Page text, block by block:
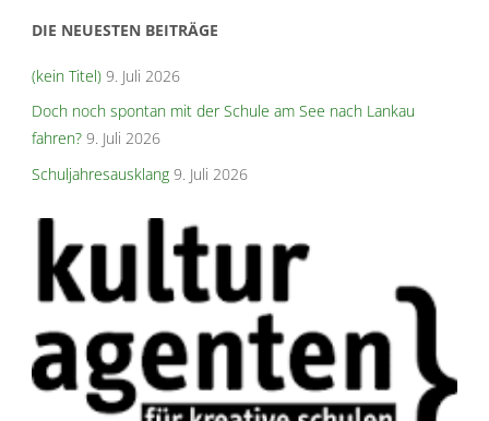
DIE NEUESTEN BEITRÄGE
(kein Titel) 9. Juli 2026
Doch noch spontan mit der Schule am See nach Lankau
fahren? 9. Juli 2026
Schuljahresausklang 9. Juli 2026